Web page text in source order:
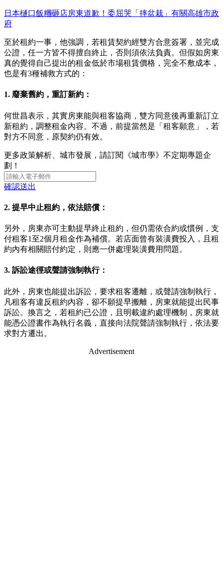
日本樋口飯糰砸店房東道歉！委屈哭「摔盆栽」有關高雄市政
府
至於租約一事，他強調，若租賃契約經雙方合意簽署，並完成
公證，任一方皆不得擅自終止，否則須依法負責。但假如房東
真的覺得自己提出的租金低於市場租賃價格，完全不敷成本，
也是有3種補救方式的：
1. 廢棄舊約，重訂新約：
何世昌表示，其實房東能與租客協商，雙方同意後再重新訂立
新租約，調整租金內容。不過，前提當然是「租客願意」，若
對方不同意，原契約仍有效。
更多政策解析、城市發展，請訂閱《城市學》不定期專題企
劃！
確認送出
2. 提早中止租約，依法賠償：
另外，房東亦可主動提早終止租約，但仍需依合約或慣例，支
付租客1至2個月租金作為補償。若店面曾有裝潢費投入，且租
約內有相關賠付約定，則應一併處理裝潢費用問題。
3. 訴訟途徑或聲請強制執行：
此外，房東也能提出訴訟，要求租客遷離，或聲請強制執行，
凡租客有違反租約內容，卻不願提早搬離，房東就能提出民事
訴訟。換言之，若租約已公證，且明載違約處理機制，房東就
能憑公證書作為執行名義，直接向法院聲請強制執行，依法要
求對方遷出。
Advertisement